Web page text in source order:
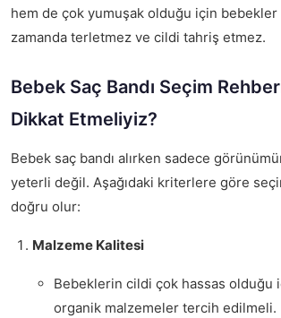
hem de çok yumuşak olduğu için bebekler
zamanda terletmez ve cildi tahriş etmez.
Bebek Saç Bandı Seçim
Dikkat Etmeliyiz?
Bebek saç bandı alırken sadece
yeterli değil. Aşağıdaki kriterlere göre
doğru olur:
Malzeme Kalitesi
Bebeklerin cildi çok hassas olduğu
organik malzemeler tercih edilmeli.